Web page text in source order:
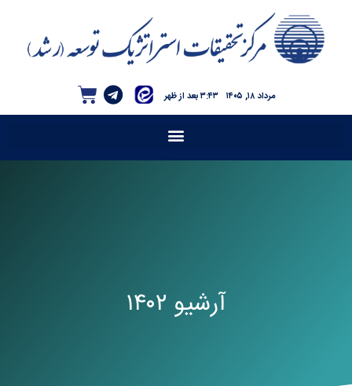
۳:۴۳ بعد از ظهر مرداد ۱۸, ۱۴۰۵
آرشیو ۱۴۰۲